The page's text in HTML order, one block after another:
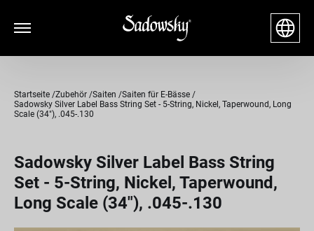
Startseite Zubehör Saiten
Saiten für E-Bässe
Sadowsky Silver Label Bass String Set - 5-String, Nickel, Taperwound, Long
Scale (34"), .045-.130
Sadowsky Silver Label Bass String
Set - 5-String, Nickel, Taperwound,
Long Scale (34"), .045-.130